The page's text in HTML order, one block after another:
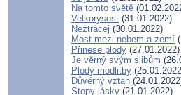
Na tomto světě
Velkorysost (31.01.2022)
Neztrácej (30.01.2022)
Most mezi nebem a zemí
Přinese plody (27.01.2022)
Je věrný svým slibům
Plody modlitby
Důvěrný vztah
Stopy lásky (21.01.2022)